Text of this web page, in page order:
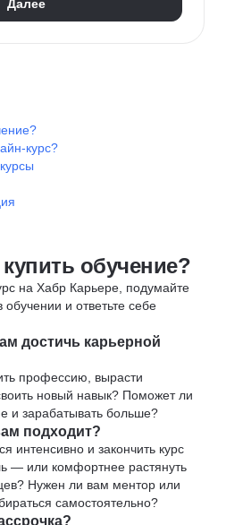
бизнеса
Далее
курс?
обучение?
на Хабр Карьере, подумайте
и ответьте себе
достичь карьерной
профессию, вырасти
новый навык? Поможет ли
и зарабатывать больше?
подходит?
интенсивно и закончить курс
— или комфортнее растянуть
Нужен ли вам ментор или
самостоятельно?